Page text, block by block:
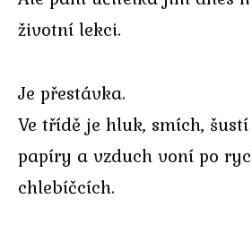
životní lekci.
Je přestávka.
Ve třídě je hluk, smích,
papíry a vzduch voní po
chlebíčcích.